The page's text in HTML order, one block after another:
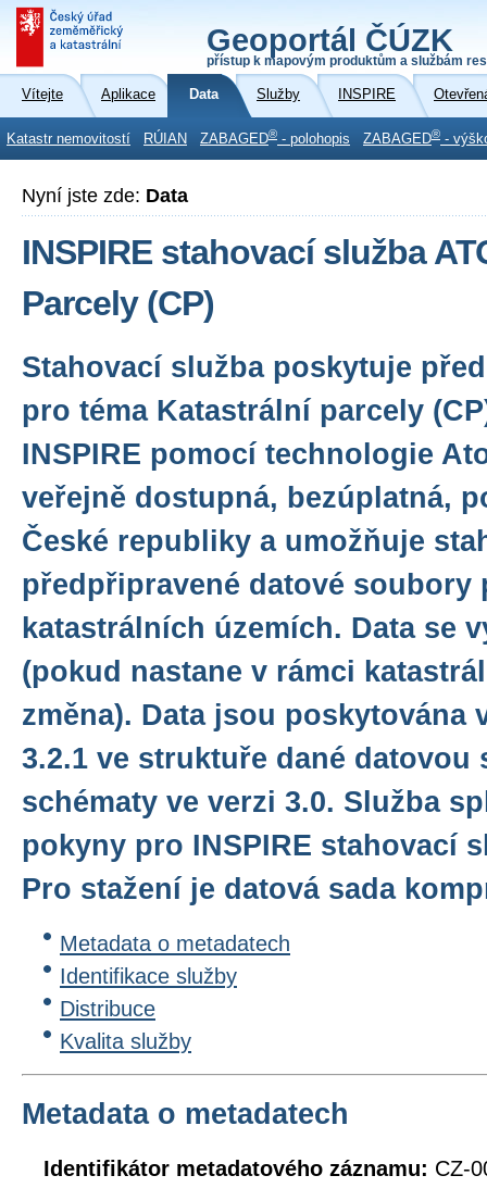
Geoportál ČÚZK
přístup k mapovým produktům a službám
Vítejte Aplikace Data Služby INSPIRE
Katastr nemovitostí RÚIAN ZABAGED® - polohopis ZABAGED® -
Nyní jste zde: Data
INSPIRE stahovací služba
Parcely (CP)
Stahovací služba poskytuje
pro téma Katastrální parcely
INSPIRE pomocí technologie
veřejně dostupná, bezúplatná,
České republiky a umožňuje
předpřipravené datové soubory
katastrálních územích. Data se
(pokud nastane v rámci
změna). Data jsou poskytována
3.2.1 ve struktuře dané datovou
schématy ve verzi 3.0. Služba
pokyny pro INSPIRE stahovací
Pro stažení je datová sada
Metadata o metadatech
Identifikace služby
Distribuce
Kvalita služby
Metadata o metadatech
Identifikátor metadatového záznamu: CZ-